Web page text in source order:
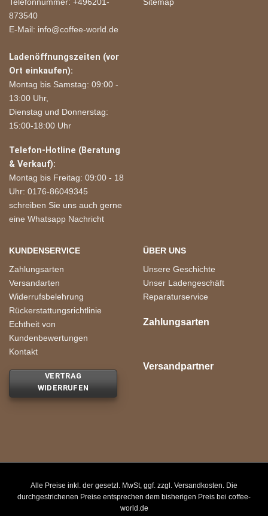
873540
E-Mail: info@coffee-world.de
Ladenöffnungszeiten (vor
Ort einkaufen):
Montag bis Samstag: 09:00 -
13:00 Uhr,
Dienstag und Donnerstag:
15:00-18:00 Uhr
Telefon-Hotline (Beratung
& Verkauf):
Montag bis Freitag: 09:00 - 18
Uhr: 0176-86049345
schreiben Sie uns auch gerne
eine Whatsapp Nachricht
KUNDENSERVICE
Zahlungsarten
Versandarten
Widerrufsbelehrung
Rückerstattungsrichtlinie
Echtheit von
Kundenbewertungen
Kontakt
VERTRAG
WIDERRUFEN
ÜBER UNS
Unsere Geschichte
Unser Ladengeschäft
Reparaturservice
Zahlungsarten
Versandpartner
Alle Preise inkl. der gesetzl. MwSt, ggf. zzgl. Versandkosten. Die
durchgestrichenen Preise entsprechen dem bisherigen Preis bei coffee-
world.de